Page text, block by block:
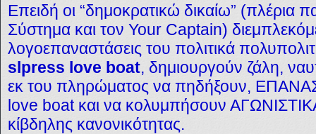
Επειδή οι “δημοκρατικώ δικαίω” (πλέρια
Σύστημα και τον Your Captain)
λογοεπαναστάσεις του πολιτικά
slpress love boat, δημιουργούν ζάλη,
εκ του πληρώματος να πηδήξουν,
love boat και να κολυμπήσουν
κίβδηλης κανονικότητας.